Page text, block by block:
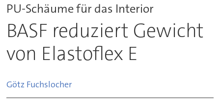
PU-Schäume für das Interior
BASF reduziert Gewicht
von Elastoflex E
Götz Fuchslocher